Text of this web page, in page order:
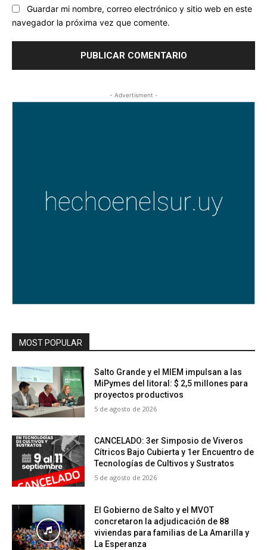
Guardar mi nombre, correo electrónico y sitio web en este
navegador la próxima vez que comente.
- Advertisment -
MOST POPULAR
Salto Grande y el MIEM impulsan a las
MiPymes del litoral: $ 2,5 millones para
proyectos productivos
5 de agosto de 2026
CANCELADO: 3er Simposio de Viveros
Cítricos Bajo Cubierta y 1er Encuentro de
Tecnologías de Cultivos y Sustratos
5 de agosto de 2026
El Gobierno de Salto y el MVOT
concretaron la adjudicación de 88
viviendas para familias de La Amarilla y
La Esperanza